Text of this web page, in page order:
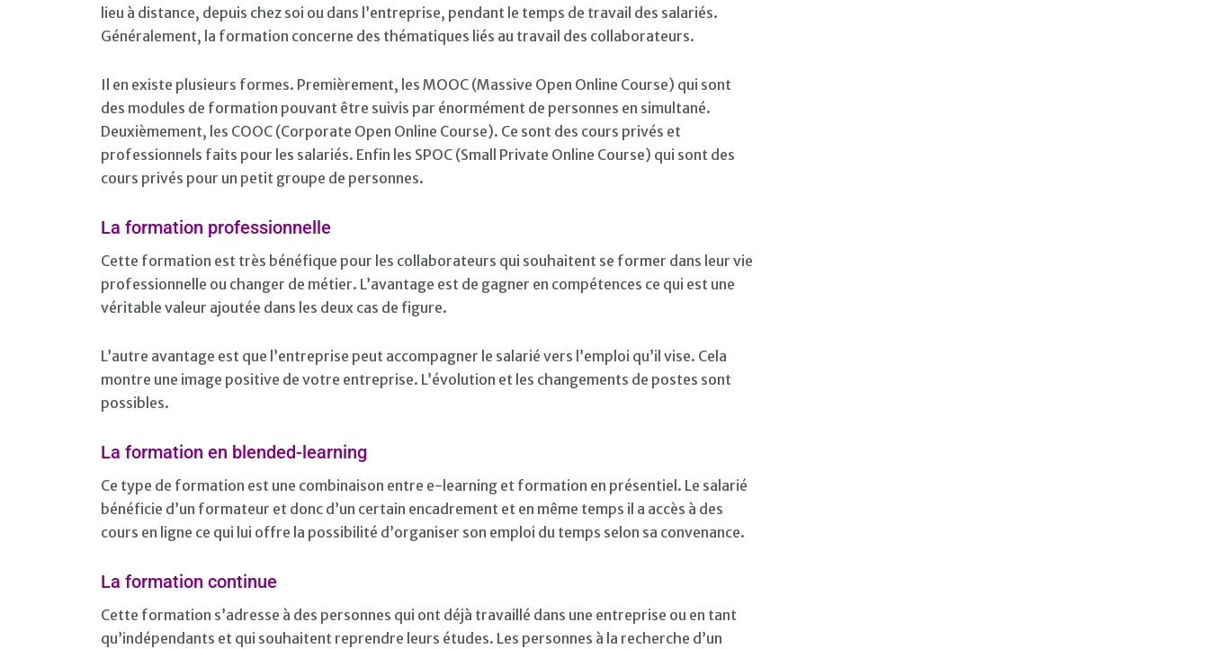
lieu à distance, depuis chez soi ou dans l’entreprise, pendant le temps de travail des salariés.
Généralement, la formation concerne des thématiques liés au travail des collaborateurs.
Il en existe plusieurs formes. Premièrement, les MOOC (Massive Open Online Course) qui sont
des modules de formation pouvant être suivis par énormément de personnes en simultané.
Deuxièmement, les COOC (Corporate Open Online Course). Ce sont des cours privés et
professionnels faits pour les salariés. Enfin les SPOC (Small Private Online Course) qui sont des
cours privés pour un petit groupe de personnes.
La formation professionnelle
Cette formation est très bénéfique pour les collaborateurs qui souhaitent se former dans leur vie
professionnelle ou changer de métier. L’avantage est de gagner en compétences ce qui est une
véritable valeur ajoutée dans les deux cas de figure.
L’autre avantage est que l’entreprise peut accompagner le salarié vers l’emploi qu’il vise. Cela
montre une image positive de votre entreprise. L’évolution et les changements de postes sont
possibles.
La formation en blended-learning
Ce type de formation est une combinaison entre e-learning et formation en présentiel. Le salarié
bénéficie d’un formateur et donc d’un certain encadrement et en même temps il a accès à des
cours en ligne ce qui lui offre la possibilité d’organiser son emploi du temps selon sa convenance.
La formation continue
Cette formation s’adresse à des personnes qui ont déjà travaillé dans une entreprise ou en tant
qu’indépendants et qui souhaitent reprendre leurs études. Les personnes à la recherche d’un